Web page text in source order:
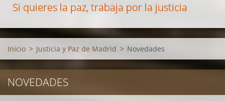
Si quieres la paz, trabaja por la justicia
Inicio > Justicia y Paz de Madrid > Novedades
NOVEDADES